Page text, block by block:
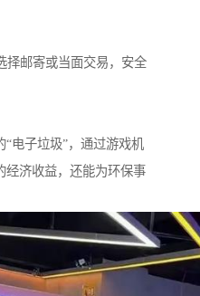
择邮寄或当面交易，安全
电子垃圾”，通过游戏机
经济收益，还能为环保事